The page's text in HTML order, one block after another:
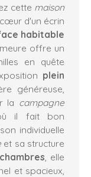
cette maison
d'un écrin
habitable
offre un
en quête
plein
généreuse,
la campagne
il fait bon
individuelle
et sa structure
, elle
et spacieux,